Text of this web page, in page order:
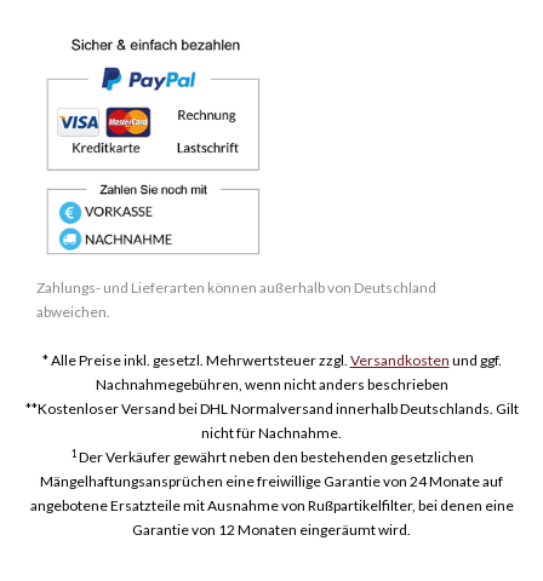
Zahlungs- und Lieferarten können außerhalb von Deutschland
abweichen.
* Alle Preise inkl. gesetzl. Mehrwertsteuer zzgl. Versandkosten und ggf.
Nachnahmegebühren, wenn nicht anders beschrieben
**Kostenloser Versand bei DHL Normalversand innerhalb Deutschlands. Gilt
nicht für Nachnahme.
1Der Verkäufer gewährt neben den bestehenden gesetzlichen
Mängelhaftungsansprüchen eine freiwillige Garantie von 24 Monate auf
angebotene Ersatzteile mit Ausnahme von Rußpartikelfilter, bei denen eine
Garantie von 12 Monaten eingeräumt wird.